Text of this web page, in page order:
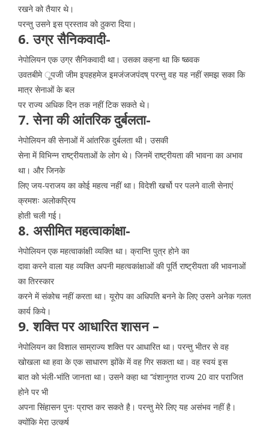
रखने को तैयार थे।
परन्तु उसने इस प्रस्ताव को ठुकरा दिया।
6. उग्र सैनिकवादी-
नेपोलियन एक उग्र सैनिकवादी था। उसका कहना था कि ष्ळवक
उवतबीमे ूपजी जीम इपहहमेज इमजंजजपंदष् परन्तु वह यह नहीं समझ सका कि
मात्र सेनाओं के बल
पर राज्य अधिक दिन तक नहीं टिक सकते थे।
7. सेना की आंतरिक दुर्बलता-
नेपोलियन की सेनाओं में आंतरिक दुर्बलता थी। उसकी
सेना में विभिन्न राष्ट्रीयताओं के लोग थे। जिनमें राष्ट्रीयता की भावना का अभाव
था। और जिनके
लिए जय-पराजय का कोई महत्व नहीं था। विदेशी खर्चो पर पलने वाली सेनाएं
क्रमशः अलोकप्रिय
होती चली गई।
8. असीमित महत्वाकांक्षा-
नेपोलियन एक महत्वाकांक्षी व्यक्ति था। क्रान्ति पुत्र होने का
दावा करने वाला यह व्यक्ति अपनी महत्वकांक्षाओं की पूर्ति राष्ट्रीयता की भावनाओं
का तिरस्कार
करने में संकोच नहीं करता था। यूरोप का अधिपति बनने के लिए उसने अनेक गलत
कार्य किये।
9. शक्ति पर आधारित शासन –
नेपोलियन का विशाल साम्राज्य शक्ति पर आधारित था। परन्तु भीतर से वह
खोखला था हवा के एक साधारण झोंके में वह गिर सकता था। वह स्वयं इस
बात को भंली-भांति जानता था। उसने कहा था ‘‘वंशानुगत राज्य 20 वार पराजित
होने पर भी
अपना सिंहासन पुनः प्राप्त कर सकते है। परन्तु मेरे लिए यह असंभव नहीं है।
क्योंकि मेरा उत्कर्ष